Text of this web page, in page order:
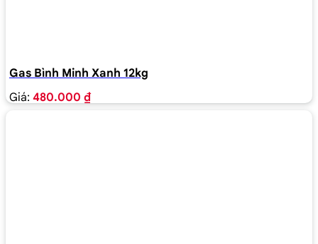
Gas Bình Minh Xanh 12kg
Giá: 480.000 ₫